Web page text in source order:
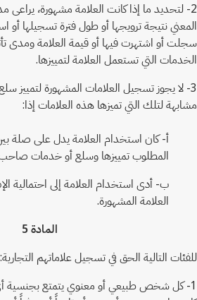
2- لتحديد ما إذا كانت العلامة مشهورة، يراعى
المعني نتيجة ترويجها أو طول فترة تسجيلها أو
سجلت أو اشتهرت فيها أو قيمة العلامة ومدى
الخدمات التي تستعمل العلامة لتمييزها.
3- لا يجوز تسجيل العلامات المشهورة لتمييز
مشابهة لتلك التي تميزها هذه العلامات إذا:
أ- كان استخدام العلامة يدل على صلة
المطلوب تمييزها وسلع أو خدمات صاحب
ب- أدى استخدام العلامة إلى احتمالية
العلامة المشهورة.
المادة 5
للفئات التالية الحق في تسجيل علاماتهم التجارية:
1- كل شخص طبيعي أو معنوي يتمتع بجنسية